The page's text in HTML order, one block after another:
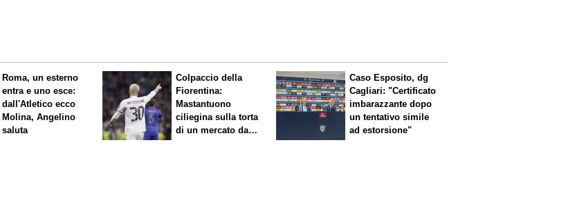
Roma, un esterno
entra e uno esce:
dall'Atletico ecco
Molina, Angelino
saluta
Colpaccio della
Fiorentina:
Mastantuono
ciliegina sulla torta
di un mercato da
Caso Esposito, dg
Cagliari: "Certificato
imbarazzante dopo
un tentativo simile
ad estorsione"